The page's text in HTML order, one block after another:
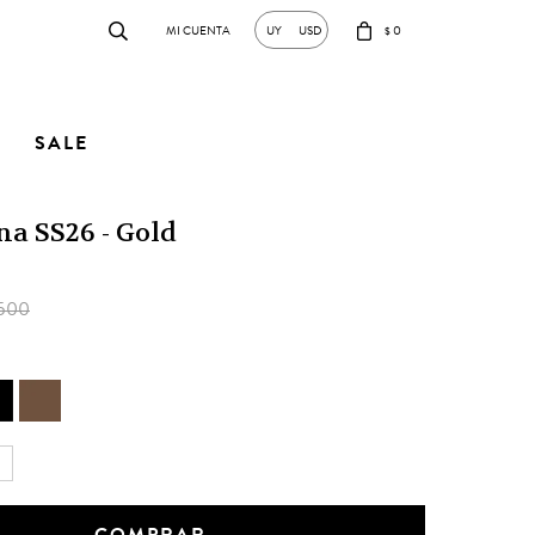
SALE
$0
UY USD
SS26 - Gold